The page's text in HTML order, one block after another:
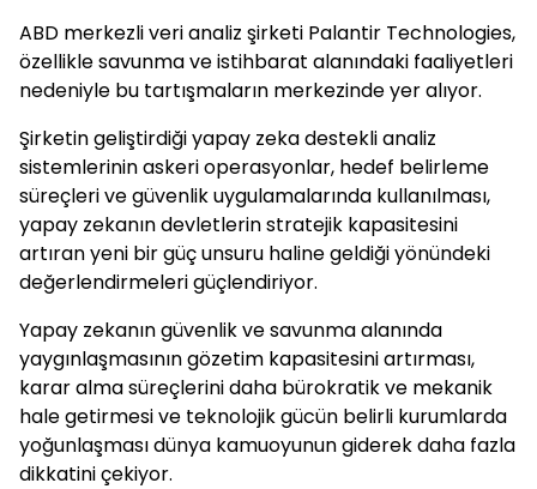
ABD merkezli veri analiz şirketi Palantir Technologies,
özellikle savunma ve istihbarat alanındaki faaliyetleri
nedeniyle bu tartışmaların merkezinde yer alıyor.
Şirketin geliştirdiği yapay zeka destekli analiz
sistemlerinin askeri operasyonlar, hedef belirleme
süreçleri ve güvenlik uygulamalarında kullanılması,
yapay zekanın devletlerin stratejik kapasitesini
artıran yeni bir güç unsuru haline geldiği yönündeki
değerlendirmeleri güçlendiriyor.
Yapay zekanın güvenlik ve savunma alanında
yaygınlaşmasının gözetim kapasitesini artırması,
karar alma süreçlerini daha bürokratik ve mekanik
hale getirmesi ve teknolojik gücün belirli kurumlarda
yoğunlaşması dünya kamuoyunun giderek daha fazla
dikkatini çekiyor.